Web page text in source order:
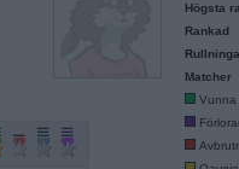
Högsta
Rankad
Matcher
Vunna